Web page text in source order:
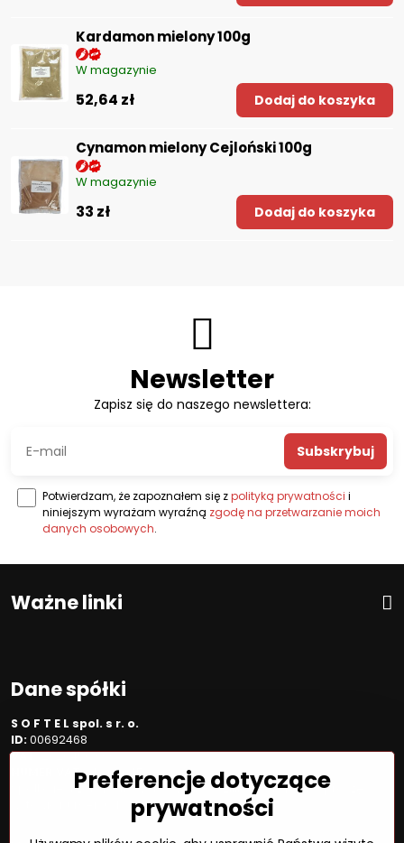
Kardamon mielony 100g
W magazynie
52,64 zł Dodaj do koszyka
Cynamon mielony Cejloński 100g
W magazynie
33 zł Dodaj do koszyka
Newsletter
Zapisz się do naszego newslettera:
Subskrybuj
Potwierdzam, że zapoznałem się zpolityką prywatności i
niniejszym wyrażam wyraźną zgodę na przetwarzanie moich
danych osobowych.
Ważne linki
Dane spółki
S O F T E L spol. s r. o.
ID: 00692468
VAT:2020450333
NUMER VAT:SK202045333
Spółka jest zarejestrowana w OR OS Žilina, sekcja Sro, proszę
Preferencje dotyczące
prywatności